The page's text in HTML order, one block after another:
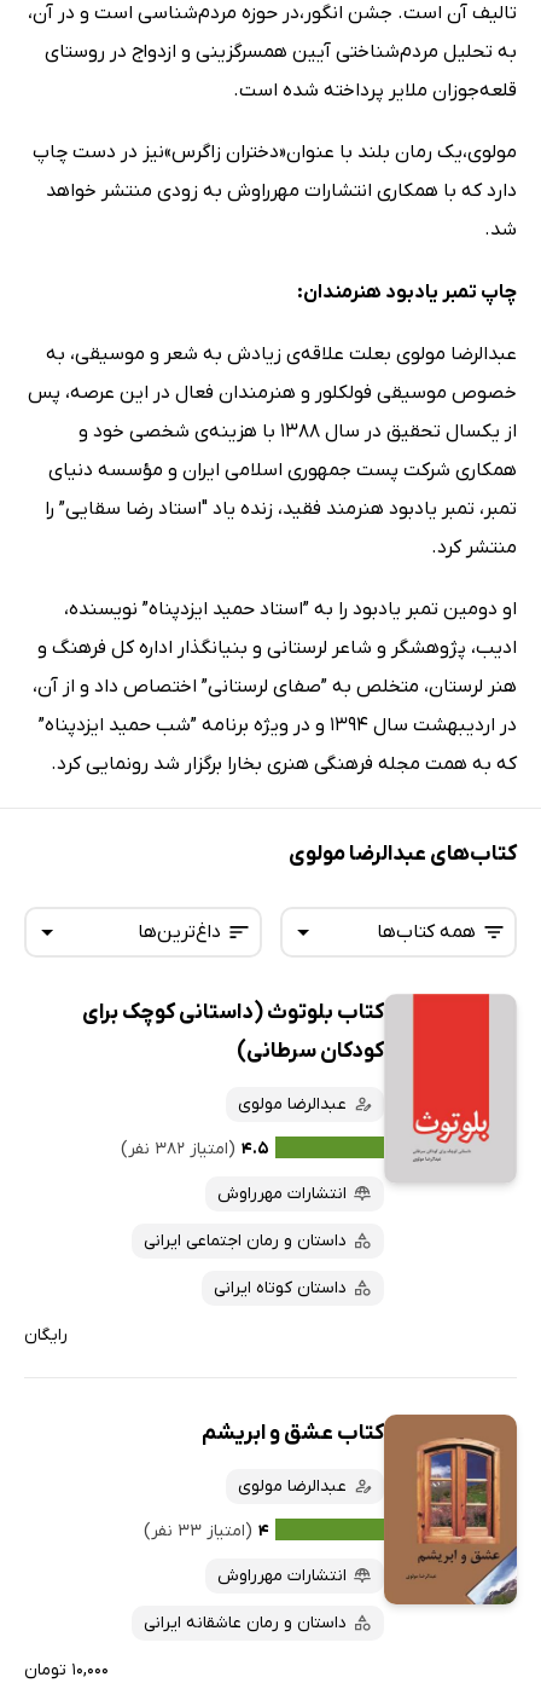
تالیف آن است. جشن انگور،در حوزه مردم‌شناسی است و در آن،
به تحلیل مردم‌شناختی آیین‌ همسرگزینی و ازدواج در روستای
قلعه‌جوزان ملایر پرداخته شده است.
مولوی،یک رمان بلند با عنوان«دختران زاگرس»نیز در دست چاپ
دارد که با همکاری انتشارات مهرراوش به زودی منتشر خواهد
شد.
چاپ تمبر یادبود هنرمندان:
عبدالرضا مولوی بعلت علاقه‌ی زیادش به شعر و موسیقی، به
خصوص موسیقی فولکلور و هنرمندان فعال در این عرصه، پس
از یکسال تحقیق در سال ۱۳۸۸ با هزینه‌ی شخصی خود و
همکاری شرکت پست جمهوری اسلامی ایران و مؤسسه دنیای
تمبر، تمبر یادبود هنرمند فقید، زنده یاد "استاد رضا سقایی” را
منتشر کرد.
او دومین تمبر یادبود را به ”استاد حمید ایزدپناه” نویسنده،
ادیب، پژوهشگر و شاعر لرستانی و بنیانگذار اداره کل فرهنگ و
هنر لرستان، متخلص به ”صفای لرستانی” اختصاص داد و از آن،
در اردیبهشت سال ۱۳۹۴ و در ویژه برنامه ”شب حمید ایزدپناه”
که به همت مجله فرهنگی هنری بخارا برگزار شد رونمایی کرد.
کتاب‌های عبدالرضا مولوی
داغ‌ترین‌ها
تازه‌ها
داغ‌ترین‌ها
پرفروش‌ها
پربحث‌ها
ارزان ترین‌ها
همه کتاب‌ها
کتاب‌های صوتی
کتاب‌های متنی
کتاب بلوتوث (داستانی کوچک برای
کودکان سرطانی)
عبدالرضا مولوی
۴.۵ (امتیاز ۳۸۲ نفر)
انتشارات مهرراوش
داستان و رمان اجتماعی ایرانی
داستان کوتاه ایرانی
رایگان
کتاب عشق و ابریشم
عبدالرضا مولوی
۴ (امتیاز ۳۳ نفر)
انتشارات مهرراوش
داستان و رمان عاشقانه ایرانی
۱۰,۰۰۰ تومان